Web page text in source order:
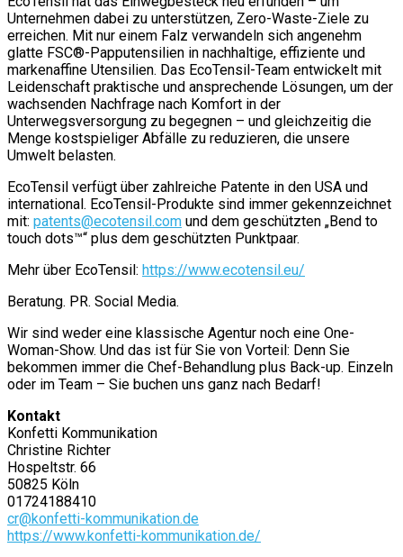
Unternehmen dabei zu unterstützen, Zero-Waste-Ziele zu
erreichen. Mit nur einem Falz verwandeln sich angenehm
glatte FSC®-Papputensilien in nachhaltige, effiziente und
markenaffine Utensilien. Das EcoTensil-Team entwickelt mit
Leidenschaft praktische und ansprechende Lösungen, um der
wachsenden Nachfrage nach Komfort in der
Unterwegsversorgung zu begegnen – und gleichzeitig die
Menge kostspieliger Abfälle zu reduzieren, die unsere
Umwelt belasten.
EcoTensil verfügt über zahlreiche Patente in den USA und
international. EcoTensil-Produkte sind immer gekennzeichnet
mit: patents@ecotensil.com und dem geschützten „Bend to
touch dots™“ plus dem geschützten Punktpaar.
Mehr über EcoTensil: https://www.ecotensil.eu/
Beratung. PR. Social Media.
Wir sind weder eine klassische Agentur noch eine One-
Woman-Show. Und das ist für Sie von Vorteil: Denn Sie
bekommen immer die Chef-Behandlung plus Back-up. Einzeln
oder im Team – Sie buchen uns ganz nach Bedarf!
Kontakt
Konfetti Kommunikation
Christine Richter
Hospeltstr. 66
50825 Köln
01724188410
cr@konfetti-kommunikation.de
https://www.konfetti-kommunikation.de/